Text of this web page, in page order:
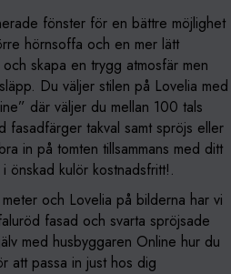
fönster för en bättre möjlighet
hörnsoffa och en mer lätt
skapa en trygg atmosfär men
Du väljer stilen på Lovelia med
där väljer du mellan 100 tals
fasadfärger takval samt spröjs eller
in på tomten tillsammans med ditt
önskad kulör kostnadsfritt!.
och Lovelia på bilderna har vi
fasad och svarta spröjsade
med husbyggaren Online hur du
att passa in just hos dig